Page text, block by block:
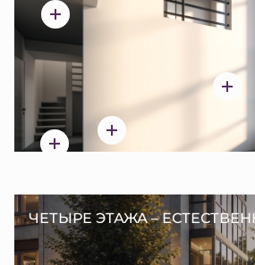
ЧЕТЫРЕ ЭТАЖА –